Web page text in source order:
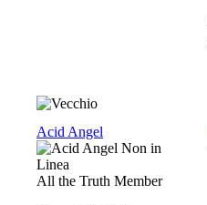
Acid Angel
All the Truth Member